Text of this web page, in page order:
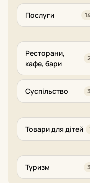
Послуги
Ресторани,
кафе, бари
Суспільство
Товари для дітей
Туризм